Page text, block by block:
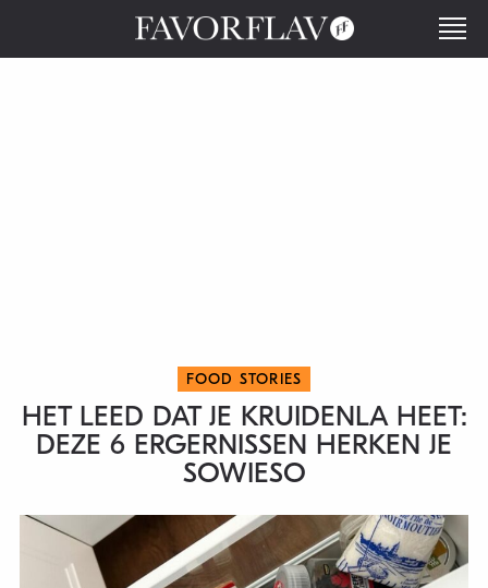
FOOD STORIES
HET LEED DAT JE KRUIDENLA HEET:
DEZE 6 ERGERNISSEN HERKEN JE
SOWIESO